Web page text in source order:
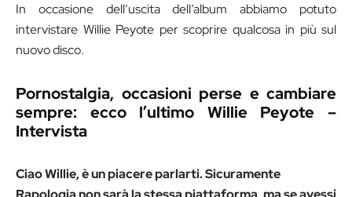
In occasione dell’uscita dell’album abbiamo potuto
intervistare Willie Peyote per scoprire qualcosa in più sul
nuovo disco.
Pornostalgia, occasioni perse e cambiare
sempre: ecco l’ultimo Willie Peyote –
Intervista
Ciao Willie, è un piacere parlarti.Sicuramente